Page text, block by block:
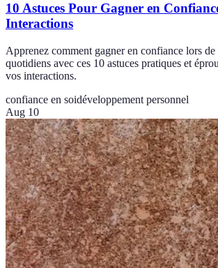
10 Astuces Pour Gagner en
Interactions
Apprenez comment gagner en confiance lors de
quotidiens avec ces 10 astuces pratiques et
vos interactions.
confiance en soidéveloppement personnel
Aug 10